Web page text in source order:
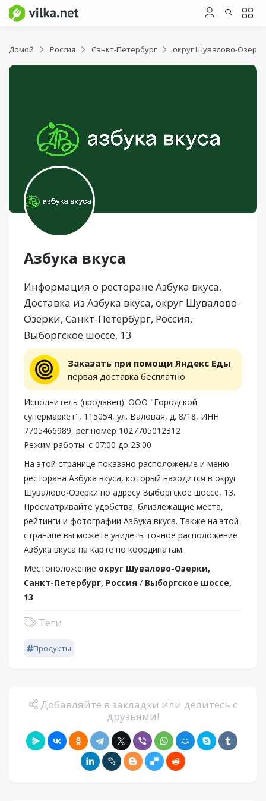
Домой Россия Санкт-Петербург округ Шувалово-Озерки
Азбука вкуса
Информация о ресторане Азбука вкуса,
Доставка из Азбука вкуса, округ Шувалово-
Озерки, Санкт-Петербург, Россия,
Выборгское шоссе, 13
Заказать при помощи Яндекс Еды
первая доставка бесплатно
Исполнитель (продавец): ООО "Городской
супермаркет", 115054, ул. Валовая, д. 8/18, ИНН
7705466989, рег.номер 1027705012312
Режим работы: с 07:00 до 23:00
На этой странице показано расположение и меню
ресторана Азбука вкуса, который находится в округ
Шувалово-Озерки по адресу Выборгское шоссе, 13.
Просматривайте удобства, близлежащие места,
рейтинги и фотографии Азбука вкуса. Также на этой
странице вы можете увидеть точное расположение
Азбука вкуса на карте по координатам.
Местоположение округ Шувалово-Озерки,
Санкт-Петербург, Россия / Выборгское шоссе,
13
Теги
Продукты
Добавляйте в закладки или делитесь с
друзьями!